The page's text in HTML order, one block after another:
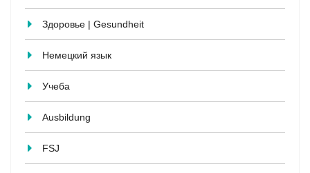
Здоровье | Gesundheit
Немецкий язык
Учеба
Ausbildung
FSJ